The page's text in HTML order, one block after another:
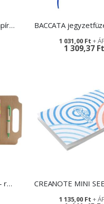
SEMENO STICK magpapír jegyzettömb - reklámajándék (A5)
1 309,37 Ft
1 031,00 Ft
GRAKKY jegyzetfüzet - reklámajándék
1 135,00 Ft